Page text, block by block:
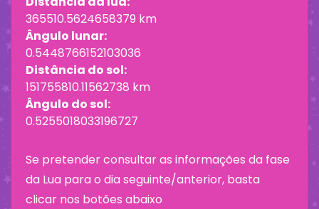
365510.5624658379 km
Ângulo lunar:
0.5448766152103036
Distância do sol:
151755810.11562738 km
Ângulo do sol:
0.5255018033196727
Se pretender consultar as informações da fase
da Lua para o dia seguinte/anterior, basta
clicar nos botões abaixo